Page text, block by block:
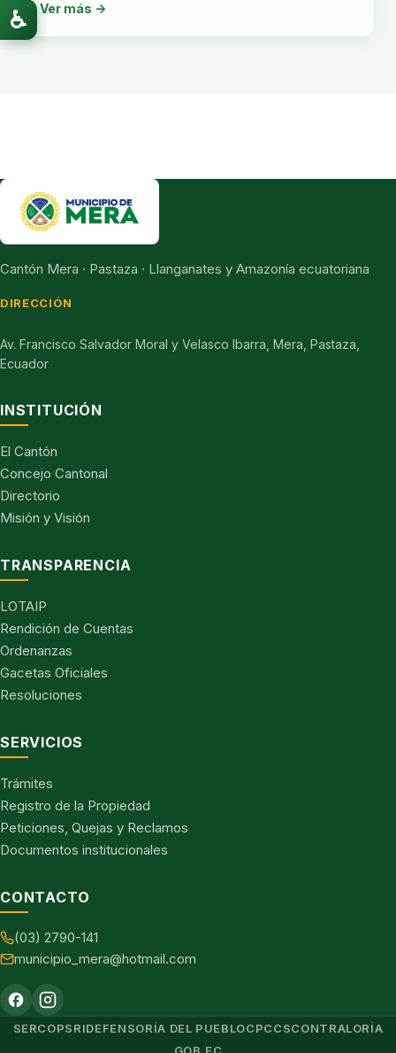
Ver más →
Cantón Mera · Pastaza · Llanganates y Amazonía ecuatoriana
DIRECCIÓN
Av. Francisco Salvador Moral y Velasco Ibarra, Mera, Pastaza,
Ecuador
INSTITUCIÓN
El Cantón
Concejo Cantonal
Directorio
Misión y Visión
TRANSPARENCIA
LOTAIP
Rendición de Cuentas
Ordenanzas
Gacetas Oficiales
Resoluciones
SERVICIOS
Trámites
Registro de la Propiedad
Peticiones, Quejas y Reclamos
Documentos institucionales
CONTACTO
(03) 2790-141
municipio_mera@hotmail.com
SERCOPSRIDEFENSORÍA DEL PUEBLOCPCCSCONTRALORÍA
♿